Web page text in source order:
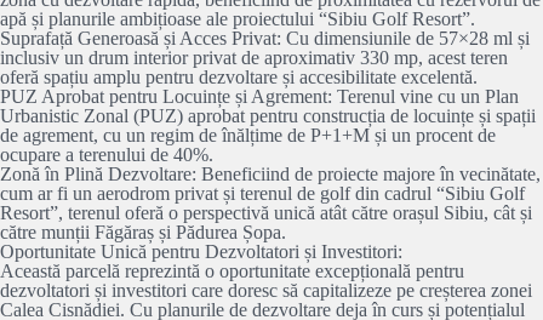
apă și planurile ambițioase ale proiectului “Sibiu Golf Resort”.
Suprafață Generoasă și Acces Privat: Cu dimensiunile de 57×28 ml și
inclusiv un drum interior privat de aproximativ 330 mp, acest teren
oferă spațiu amplu pentru dezvoltare și accesibilitate excelentă.
PUZ Aprobat pentru Locuințe și Agrement: Terenul vine cu un Plan
Urbanistic Zonal (PUZ) aprobat pentru construcția de locuințe și spații
de agrement, cu un regim de înălțime de P+1+M și un procent de
ocupare a terenului de 40%.
Zonă în Plină Dezvoltare: Beneficiind de proiecte majore în vecinătate,
cum ar fi un aerodrom privat și terenul de golf din cadrul “Sibiu Golf
Resort”, terenul oferă o perspectivă unică atât către orașul Sibiu, cât și
către munții Făgăraș și Pădurea Șopa.
Oportunitate Unică pentru Dezvoltatori și Investitori:
Această parcelă reprezintă o oportunitate excepțională pentru
dezvoltatori și investitori care doresc să capitalizeze pe creșterea zonei
Calea Cisnădiei. Cu planurile de dezvoltare deja în curs și potențialul